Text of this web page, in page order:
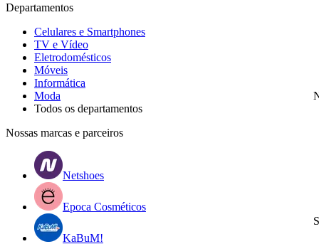
Departamentos
Celulares e Smartphones
TV e Vídeo
Eletrodomésticos
Móveis
Informática
Moda
Todos os departamentos
Nossas marcas e parceiros
Netshoes
Epoca Cosméticos
KaBuM!